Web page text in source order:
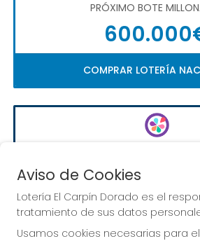
PRÓXIMO BOTE
COMPRAR LOTERÍA
Sorteo del día 10-08-
Aviso de Cookies
Lotería El Carpín Dorado es el
tratamiento de sus datos
Usamos cookies necesarias para